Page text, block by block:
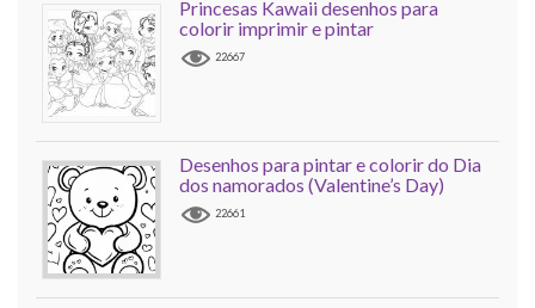
Princesas Kawaii desenhos para
colorir imprimir e pintar
22667
Desenhos para pintar e colorir do Dia
dos namorados (Valentine’s Day)
22661